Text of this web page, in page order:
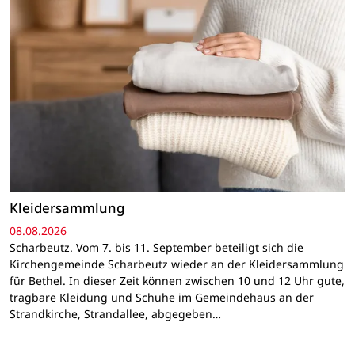
Kleidersammlung
08.08.2026
Scharbeutz. Vom 7. bis 11. September beteiligt sich die
Kirchengemeinde Scharbeutz wieder an der Kleidersammlung
für Bethel. In dieser Zeit können zwischen 10 und 12 Uhr gute,
tragbare Kleidung und Schuhe im Gemeindehaus an der
Strandkirche, Strandallee, abgegeben…